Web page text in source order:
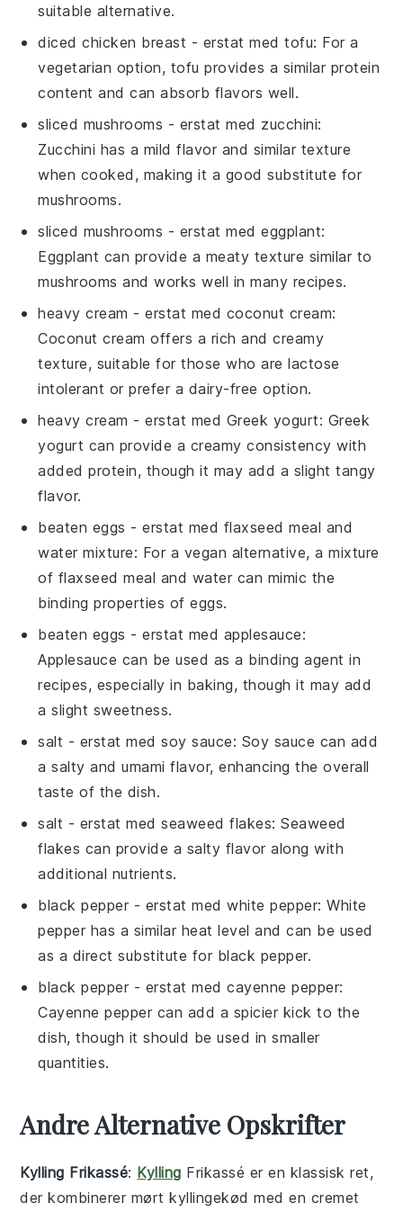
suitable alternative.
diced chicken breast - erstat medtofu: For a
vegetarian option, tofu provides a similar protein
content and can absorb flavors well.
sliced mushrooms - erstat med zucchini:
Zucchini has a mild flavor and similar texture
when cooked, making it a good substitute for
mushrooms.
sliced mushrooms - erstat medeggplant:
Eggplant can provide a meaty texture similar to
mushrooms and works well in many recipes.
heavy cream - erstat med coconut cream:
Coconut cream offers a rich and creamy
texture, suitable for those who are lactose
intolerant or prefer a dairy-free option.
heavy cream - erstat med Greek yogurt: Greek
yogurt can provide a creamy consistency with
added protein, though it may add a slight tangy
flavor.
beaten eggs - erstat med flaxseed meal and
water mixture: For a vegan alternative, a mixture
of flaxseed meal and water can mimic the
binding properties of eggs.
beaten eggs - erstat med applesauce:
Applesauce can be used as a binding agent in
recipes, especially in baking, though it may add
a slight sweetness.
salt - erstat medsoy sauce: Soy sauce can add
a salty and umami flavor, enhancing the overall
taste of the dish.
salt - erstat medseaweed flakes: Seaweed
flakes can provide a salty flavor along with
additional nutrients.
black pepper - erstat medwhite pepper: White
pepper has a similar heat level and can be used
as a direct substitute for black pepper.
black pepper - erstat medcayenne pepper:
Cayenne pepper can add a spicier kick to the
dish, though it should be used in smaller
quantities.
Andre Alternative Opskrifter
Kylling Frikassé: Kylling Frikassé er en klassisk ret,
der kombinerer mørtkyllingekød med en cremet